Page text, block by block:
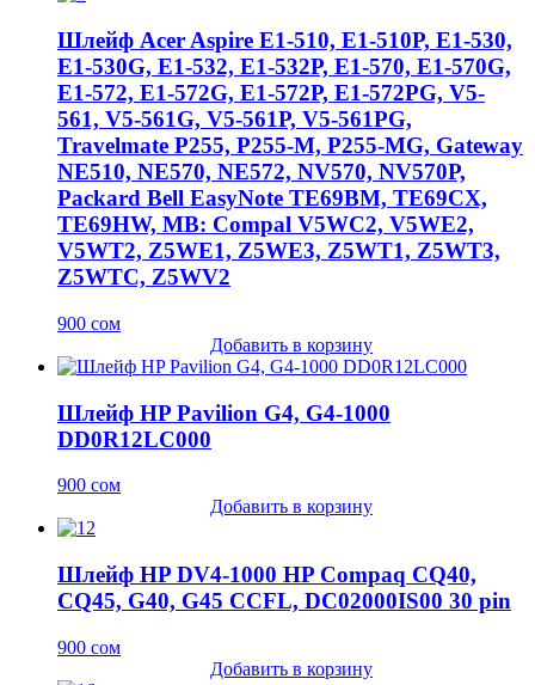
Шлейф Acer Aspire E1-510, E1-510P, E1-530,
E1-530G, E1-532, E1-532P, E1-570, E1-570G,
E1-572, E1-572G, E1-572P, E1-572PG, V5-
561, V5-561G, V5-561P, V5-561PG,
Travelmate P255, P255-M, P255-MG, Gateway
NE510, NE570, NE572, NV570, NV570P,
Packard Bell EasyNote TE69BM, TE69CX,
TE69HW, MB: Compal V5WC2, V5WE2,
V5WT2, Z5WE1, Z5WE3, Z5WT1, Z5WT3,
Z5WTC, Z5WV2
900 сом
Добавить в корзину
Шлейф HP Pavilion G4, G4-1000
DD0R12LC000
900 сом
Добавить в корзину
Шлейф HP DV4-1000 HP Compaq CQ40,
CQ45, G40, G45 CCFL, DC02000IS00 30 pin
900 сом
Добавить в корзину